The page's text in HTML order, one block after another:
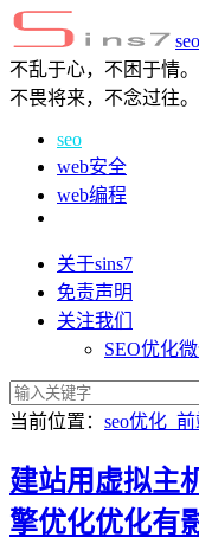
不乱于心，不困于情。
不畏将来，不念过往。
seo
web安全
web编程
关于sins7
免责声明
关注我们
SEO优化
当前位置： seo优化_
建站用虚拟主
擎优化优化有